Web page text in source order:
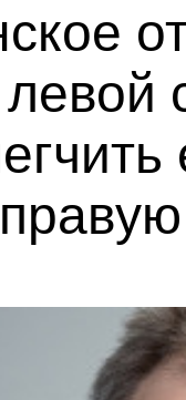
левой